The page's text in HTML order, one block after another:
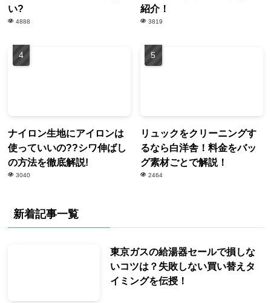
い?
4888
紹介！
3819
ナイロン生地にアイロンは
使っていいの??シワ伸ばし
の方法を徹底解説!
3040
リュックをクリーニングす
るなら白洋舎！料金をバッ
グ素材ごとで解説！
2464
新着記事一覧
東京ガスの給湯器セールで損しな
いコツは？失敗しない買い替えタ
イミングを伝授！